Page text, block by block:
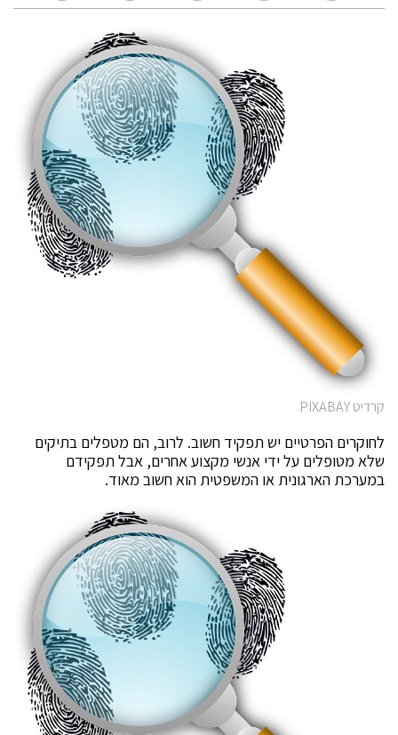
קרדיט PIXABAY
לחוקרים הפרטיים יש תפקיד חשוב. לרוב, הם מטפלים בתיקים
שלא מטופלים על ידי אנשי מקצוע אחרים, אבל תפקידם
במערכת הארגונית או המשפטית הוא חשוב מאוד.